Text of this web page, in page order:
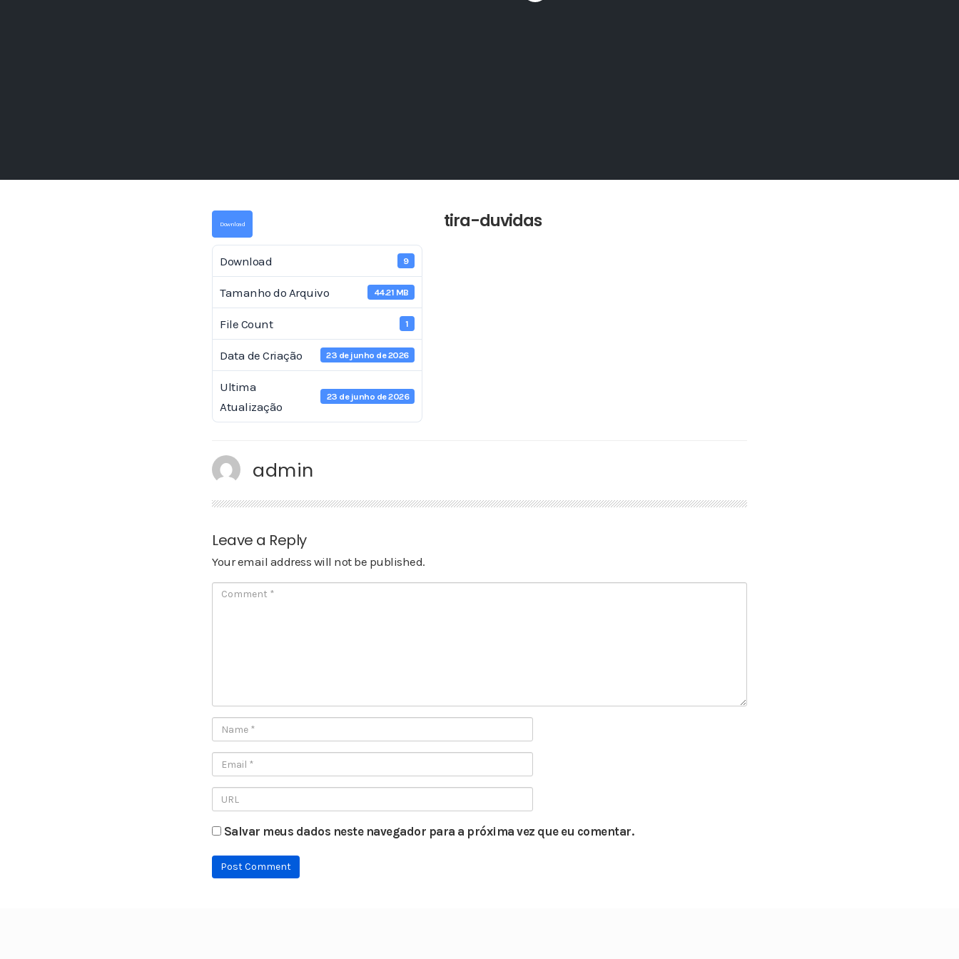
Download
Download 9
Tamanho do Arquivo 44.21 MB
File Count 1
Data de Criação 23 de junho de 2026
Ultima
Atualização
23 de junho de 2026
tira-duvidas
admin
Leave a Reply
Your email address will not be published.
Salvar meus dados neste navegador para a próxima vez que eu comentar.